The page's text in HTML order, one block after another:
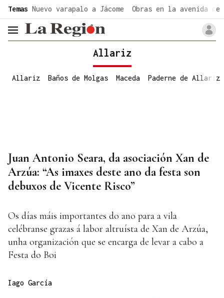
Temas Nuevo varapalo a Jácome Obras en la avenida de
header.menu.open
Allariz
Allariz Baños de Molgas Maceda Paderne de Allariz
Juan Antonio Seara, da asociación Xan de
Arzúa: “As imaxes deste ano da festa son
debuxos de Vicente Risco”
Os días máis importantes do ano para a vila
celébranse grazas á labor altruísta de Xan de Arzúa,
unha organización que se encarga de levar a cabo a
Festa do Boi
Iago García